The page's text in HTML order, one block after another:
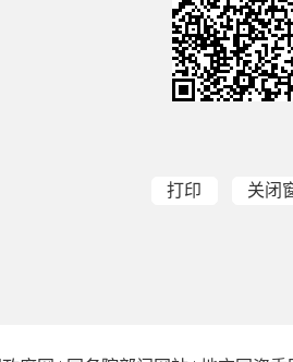
打印 关闭